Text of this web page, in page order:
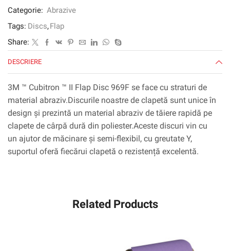
Categorie: Abrazive
Tags: Discs,Flap
Share:
DESCRIERE
3M ™ Cubitron ™ II Flap Disc 969F se face cu straturi de
material abraziv.Discurile noastre de clapetă sunt unice în
design și prezintă un material abraziv de tăiere rapidă pe
clapete de cârpă dură din poliester.Aceste discuri vin cu
un ajutor de măcinare și semi-flexibil, cu greutate Y,
suportul oferă fiecărui clapetă o rezistență excelentă.
Related Products